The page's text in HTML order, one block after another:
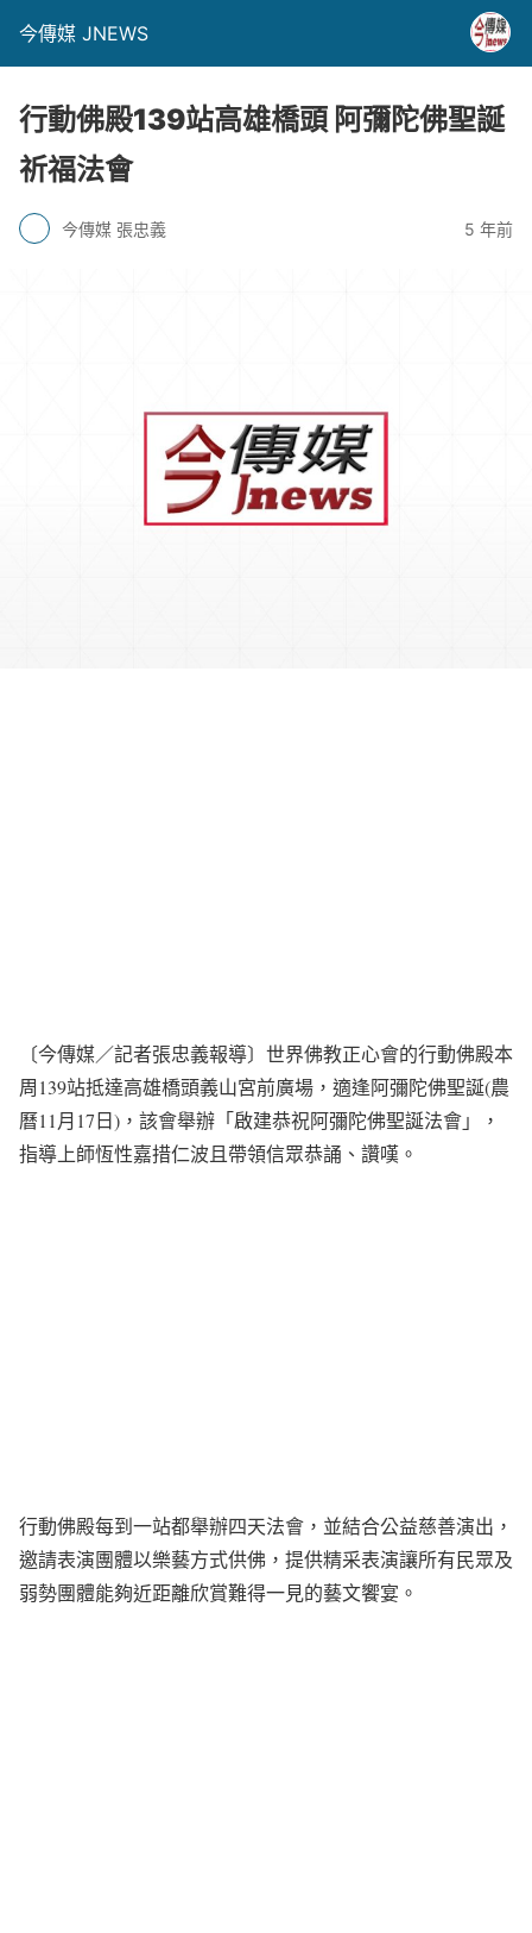
今傳媒 JNEWS
行動佛殿139站高雄橋頭 阿彌陀佛聖誕
祈福法會
今傳媒 張忠義 5 年前
〔今傳媒／記者張忠義報導〕世界佛教正心會的行動佛殿本
周139站抵達高雄橋頭義山宮前廣場，適逢阿彌陀佛聖誕(農
曆11月17日)，該會舉辦「啟建恭祝阿彌陀佛聖誕法會」，
指導上師恆性嘉措仁波且帶領信眾恭誦、讚嘆。
行動佛殿每到一站都舉辦四天法會，並結合公益慈善演出，
邀請表演團體以樂藝方式供佛，提供精采表演讓所有民眾及
弱勢團體能夠近距離欣賞難得一見的藝文饗宴。